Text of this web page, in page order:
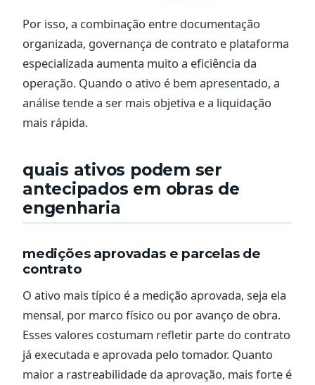
Por isso, a combinação entre documentação
organizada, governança de contrato e plataforma
especializada aumenta muito a eficiência da
operação. Quando o ativo é bem apresentado, a
análise tende a ser mais objetiva e a liquidação
mais rápida.
quais ativos podem ser
antecipados em obras de
engenharia
medições aprovadas e parcelas de
contrato
O ativo mais típico é a medição aprovada, seja ela
mensal, por marco físico ou por avanço de obra.
Esses valores costumam refletir parte do contrato
já executada e aprovada pelo tomador. Quanto
maior a rastreabilidade da aprovação, mais forte é